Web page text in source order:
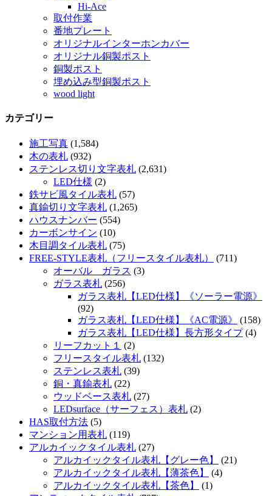
Hi-Ace
取付作業
番地プレート
オリジナルインターホンカバー
オリジナル銅製ポスト
銅製ポスト
埋め込み型銅製ポスト
wood light
カテゴリー
施工写真 (1,584)
木の表札 (932)
ステンレス切り文字表札 (2,631)
LED仕様 (2)
鉄サビ風タイル表札 (57)
真鍮切り文字表札 (1,265)
ハウスナンバー (554)
カーボンサイン (10)
木目調タイル表札 (75)
FREE-STYLE表札（フリースタイル表札）
(711)
オーバル ガラス (3)
ガラス表札 (256)
ガラス表札【LED仕様】《ソーラー電源》
(92)
ガラス表札【LED仕様】《AC電源》
(158)
ガラス表札【LED仕様】長方形タイプ(4)
リーフカット１
(2)
フリースタイル表札 (132)
ステンレス表札 (39)
銅・真鍮表札 (22)
ウッドベース表札 (27)
LEDsurface（サーフェス）表札 (2)
HAS取付方法 (5)
マンション用表札 (119)
アルカイックタイル表札 (27)
アルカイックタイル表札【グレー色】
(21)
アルカイックタイル表札【薄茶色】
(4)
アルカイックタイル表札【茶色】
(1)